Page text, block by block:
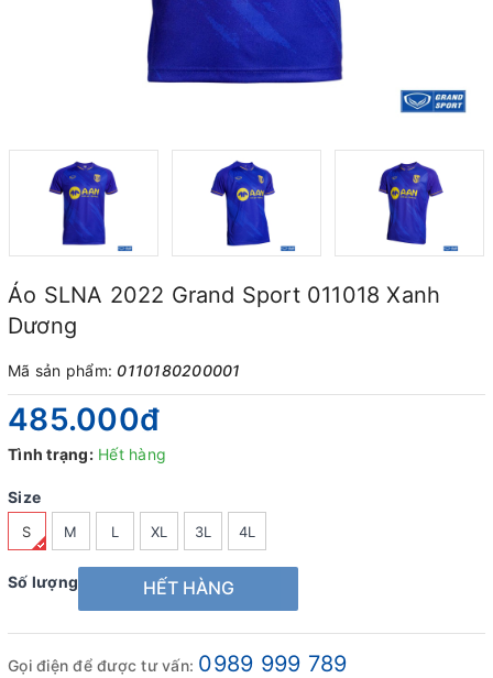
Áo SLNA 2022 Grand Sport 011018 Xanh
Dương
Mã sản phẩm: 0110180200001
485.000₫
Tình trạng: Hết hàng
Size
S M L XL 3L 4L
Số lượng HẾT HÀNG
Gọi điện để được tư vấn: 0989 999 789